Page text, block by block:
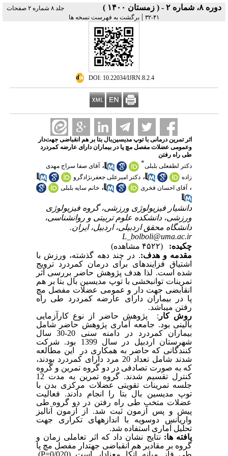
دوره ۸، شماره ۲ - ( زمستان ۱۴۰۰ )
جلد ۸ شماره ۲ صفحات
۴۱-۳۲
| برگشت به فهرست نسخه ها
‎ DOI: 10.22034/IJRN.8.2.4
اثر تمرین درمانی با توپ مدیسین‌بال بتا بر هم انقباضی جهت‌دار
وعمومی عضلات مفصل مچ‌ پا در بیماران دارای عارضه کمردرد
طی راه رفتن
دکتر لطفعلی بلبلی* ، آقای صفا سراج مهدی
زاده
، دکتر امیرعلی جعفرنژادگرو
، آقای احسان فخری ، خانم سایه بلبلی
دانشیار فیزیولوژی ورزشی، گروه فیزیولوژی
ورزشی، دانشکده علوم تربیتی و روانشناسی،
دانشگاه محقق اردبیلی، اردبیل، ایران.
L_bolboli@uma.ac.ir
چکیده:
(۴۵۲۲ مشاهده)
مقدمه و هدف:. در چند دهه گذشته، ورزش با
اشتیاق فزاینده­ای برای درمان کمردرد ترویج
شده است. لذا هدف پژوهش حاضر بررسی اثر
تمرینات توانبخشی با توپ مدیسین بال بتا بر هم
انقابضی جهت­ دار و عمومی عضلات مفصل مچ
پا در بیماران دارای عارضه کمردرد طی راه
رفتن می­باشد.
روش­ کار :
پژوهش حاضر از نوع کارآزمایی
بالینی بود. جامعه آماری پژوهش حاضر شامل
بیماران کمردرد در دامنه سنی 20-30 سال
شهرستان اردبیل در سال 1399 بود.
شرکت
کنندگانی که حاضر به همکاری در این مطالعه
شدند شامل تعداد 20 مرد دارای کمردرد بودند،
که به صورت تصادفی در دو گروه تمرین و گروه
کنترل تقسیم شدند. گروه تمرین به مدت 12
جلسه تمرینات تقویتی عضلات مرکزی بدن با
توپ مدیسین ­بال بتا را انجام دادند. فعالیت
عضلات متخب طی راه رفتن در دو گروه طی
پیش و پس ­آزمون ثبت شد. از آزمون آنالیز
واریانس دوسویه با اندازه­های تکراری جهت
تحلیل آماری استفاده شد.
یافته­ ها: نتایج نشان داد که اثر تعاملی زمان و
گروه بر مقادیر هم ­انقباضی جهت­دار مفصل مچ پا